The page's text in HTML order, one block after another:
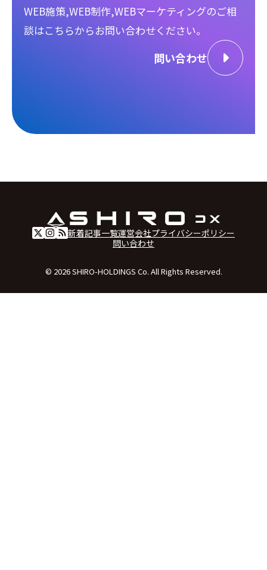
WEB施策,WEB制作,WEBマーケティングのご相
談はこちらからお問い合わせください。
問い合わせ
新着記事一覧運営会社プライバシーポリシー
問い合わせ
© 2026 SHIRO-HOLDINGS Co. All Rights Reserved.